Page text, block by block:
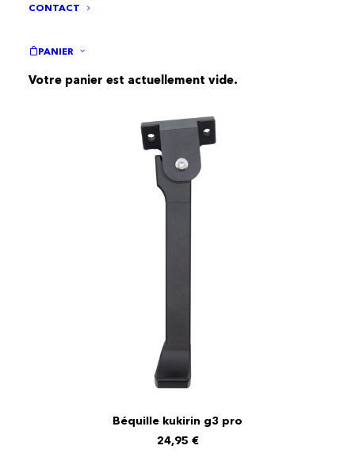
CONTACT
PANIER
Votre panier est actuellement vide.
Béquille Kukirin G2 pro (Version 2024)
Béquille kukirin g3 pro
24,95 €